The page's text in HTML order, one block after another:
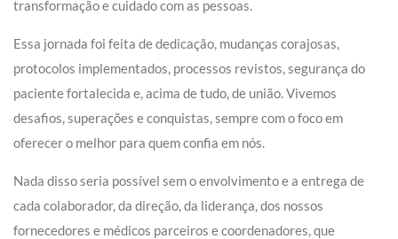
transformação e cuidado com as pessoas.
Essa jornada foi feita de dedicação, mudanças corajosas,
protocolos implementados, processos revistos, segurança do
paciente fortalecida e, acima de tudo, de união. Vivemos
desafios, superações e conquistas, sempre com o foco em
oferecer o melhor para quem confia em nós.
Nada disso seria possível sem o envolvimento e a entrega de
cada colaborador, da direção, da liderança, dos nossos
fornecedores e médicos parceiros e coordenadores, que